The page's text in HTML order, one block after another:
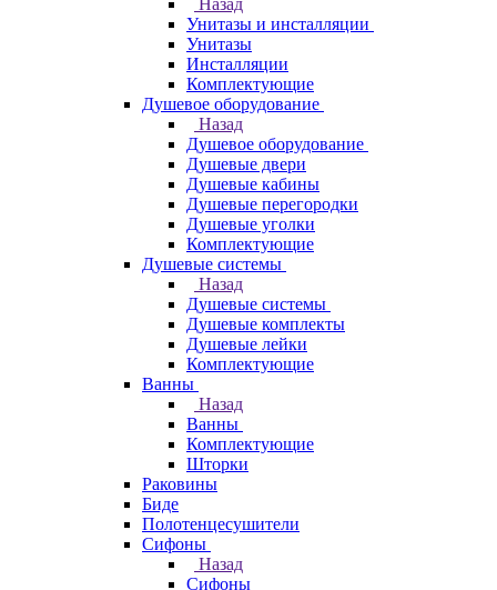
Назад
Унитазы и инсталляции
Унитазы
Инсталляции
Комплектующие
Душевое оборудование
Назад
Душевое оборудование
Душевые двери
Душевые кабины
Душевые перегородки
Душевые уголки
Комплектующие
Душевые системы
Назад
Душевые системы
Душевые комплекты
Душевые лейки
Комплектующие
Ванны
Назад
Ванны
Комплектующие
Шторки
Раковины
Биде
Полотенцесушители
Сифоны
Назад
Сифоны